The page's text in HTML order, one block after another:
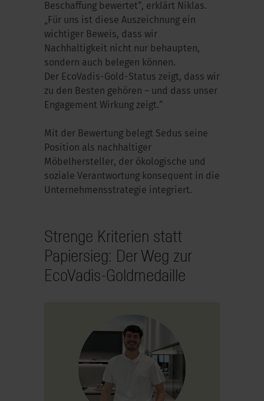
Beschaffung bewertet“, erklärt Niklas.
„Für uns ist diese Auszeichnung ein
wichtiger Beweis, dass wir
Nachhaltigkeit nicht nur behaupten,
sondern auch belegen können.
Der EcoVadis-Gold-Status zeigt, dass wir
zu den Besten gehören – und dass unser
Engagement Wirkung zeigt.“
Mit der Bewertung belegt Sedus seine
Position als nachhaltiger
Möbelhersteller, der ökologische und
soziale Verantwortung konsequent in die
Unternehmensstrategie integriert.
Strenge Kriterien statt
Papiersieg: Der Weg zur
EcoVadis-Goldmedaille